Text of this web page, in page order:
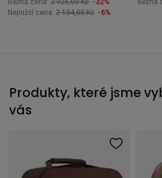
Běžná cena: 2 925,00 Kč -32%
Nejnižší cena: 2 134,00 Kč -6%
Běžná
Produkty, které jsme
vás